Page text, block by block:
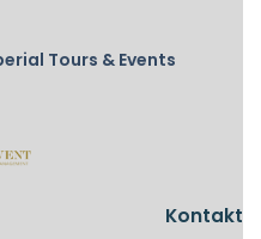
Tours & Events
Kontakt